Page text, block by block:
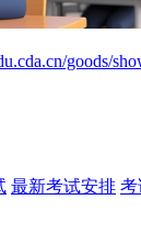
goods/
最新考试安排 考